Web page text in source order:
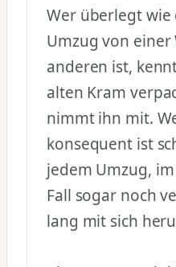
Wer überlegt wie
Umzug von
anderen ist,
alten Kram
nimmt ihn mit.
konsequent ist
jedem Umzug,
Fall sogar noch
lang mit sich